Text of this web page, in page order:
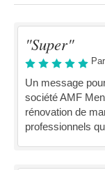
"Super"
Un message
société AMF
rénovation de
professionnels